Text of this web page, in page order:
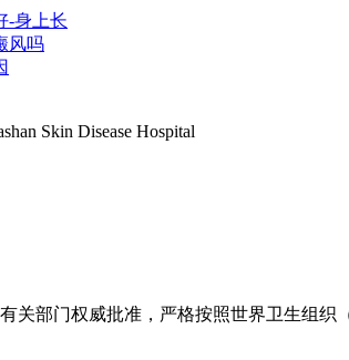
-身上长
风吗
Skin Disease Hospital
关部门权威批准，严格按照世界卫生组织